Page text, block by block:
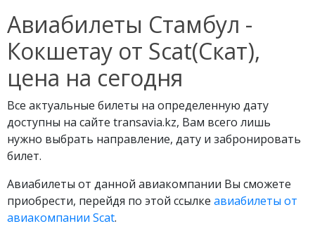
Авиабилеты Стамбул -
Кокшетау от Scat(Скат),
цена на сегодня
Все актуальные билеты на определенную дату
доступны на сайте transavia.kz, Вам всего лишь
нужно выбрать направление, дату и забронировать
билет.
Авиабилеты от данной авиакомпании Вы сможете
приобрести, перейдя по этой ссылке авиабилеты от
авиакомпании Scat.